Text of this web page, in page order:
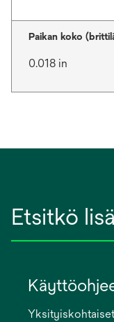
Paikan koko
0.018 in
Etsitkö